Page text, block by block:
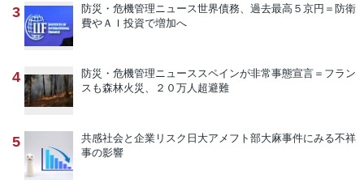
3 防災・危機管理ニュース世界債務、過去最高５京円＝防衛
費やＡＩ投資で増加へ
4 防災・危機管理ニューススペインが非常事態宣言＝フラン
スも森林火災、２０万人超避難
5 共感社会と企業リスク 日大アメフト部大麻事件にみる不祥
事の影響